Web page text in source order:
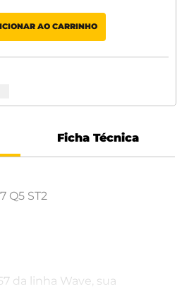
AO CARRINHO
Ficha Técnica
Q5 ST2
da linha Wave, sua